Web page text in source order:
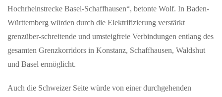
Hochrheinstrecke Basel-Schaffhausen“, betonte Wolf. In Baden-
Württemberg würden durch die Elektrifizierung verstärkt
grenzüber-schreitende und umsteigfreie Verbindungen entlang des
gesamten Grenzkorridors in Konstanz, Schaffhausen, Waldshut
und Basel ermöglicht.
Auch die Schweizer Seite würde von einer durchgehenden